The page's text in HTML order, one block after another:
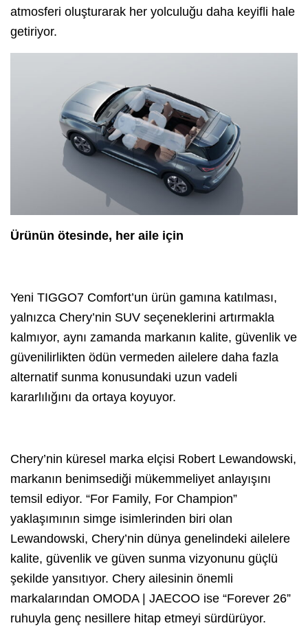
atmosferi oluşturarak her yolculuğu daha keyifli hale
getiriyor.
Ürünün ötesinde, her aile için
Yeni TIGGO7 Comfort’un ürün gamına katılması,
yalnızca Chery’nin SUV seçeneklerini artırmakla
kalmıyor, aynı zamanda markanın kalite, güvenlik ve
güvenilirlikten ödün vermeden ailelere daha fazla
alternatif sunma konusundaki uzun vadeli
kararlılığını da ortaya koyuyor.
Chery’nin küresel marka elçisi Robert Lewandowski,
markanın benimsediği mükemmeliyet anlayışını
temsil ediyor. “For Family, For Champion”
yaklaşımının simge isimlerinden biri olan
Lewandowski, Chery’nin dünya genelindeki ailelere
kalite, güvenlik ve güven sunma vizyonunu güçlü
şekilde yansıtıyor. Chery ailesinin önemli
markalarından OMODA | JAECOO ise “Forever 26”
ruhuyla genç nesillere hitap etmeyi sürdürüyor.